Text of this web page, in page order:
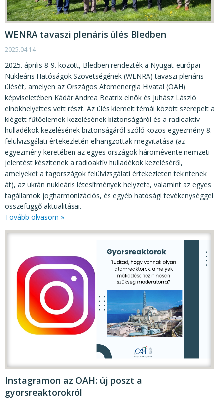
JOGI SZABÁLYOZÁS, ÚTMUTATÓK
KIADVÁNYOK, JELENTÉSEK
NYOMTATVÁNYOK, SZOFTVEREK
E-ÜGYINTÉZÉS
WENRA tavaszi plenáris ülés Bledben
2025.04.14
2025. április 8-9. között, Bledben rendezték a Nyugat-európai
Nukleáris Hatóságok Szövetségének (WENRA) tavaszi plenáris
ülését, amelyen az Országos Atomenergia Hivatal (OAH)
képviseletében Kádár Andrea Beatrix elnök és Juhász László
elnökhelyettes vett részt. Az ülés kiemelt témái között szerepelt a
kiégett fűtőelemek kezelésének biztonságáról és a radioaktív
hulladékok kezelésének biztonságáról szóló közös egyezmény 8.
felülvizsgálati értekezletén elhangzottak megvitatása (az
egyezmény keretében az egyes országok háromévente nemzeti
jelentést készítenek a radioaktív hulladékok kezeléséről,
amelyeket a tagországok felülvizsgálati értekezleten tekintenek
át), az ukrán nukleáris létesítmények helyzete, valamint az egyes
tagállamok jogharmonizációs, és egyéb hatósági tevékenységgel
összefüggő aktualitásai.
Tovább olvasom »
Instagramon az OAH: új poszt a
gyorsreaktorokról